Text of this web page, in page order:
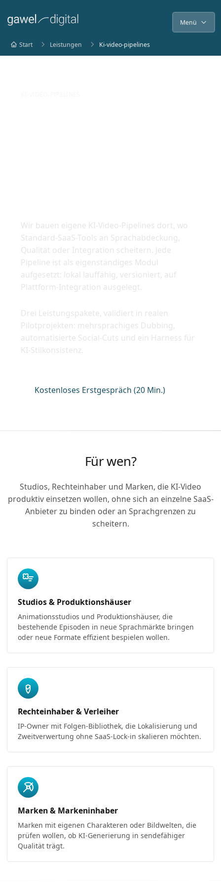
Menü
Start Leistungen Ki-video-pipelines
Wir bauen eigene KI-Video-Pipelines dort, wo
Standard-SaaS-Tools an Sprachabdeckung,
Qualität oder Integration scheitern. Jede
Pipeline ist als eigenständiges Modul
aufgesetzt: lokal lauffähig, versioniert, auf
Plattform-Integration ausgelegt.
Drei Leistungspakete, validiert in realen
Pilotprojekten: mehrsprachiges Dubbing,
automatisierte Social-Cuts und ein Harness für
KI-Stilkonsistenz.
Kostenloses Erstgespräch (20 Min.)
Für wen?
Studios, Rechteinhaber und Marken, die KI-Video
produktiv einsetzen wollen, ohne sich an einzelne SaaS-
Anbieter zu binden oder an Sprachgrenzen zu
scheitern.
Studios & Produktionshäuser
Animationsstudios und Produktionshäuser, die
bestehende Episoden in neue Sprachmärkte bringen
oder neue Formate effizient bespielen wollen.
Rechteinhaber & Verleiher
IP-Owner mit Folgen-Bibliothek, die Lokalisierung und
Zweitverwertung ohne SaaS-Lock-in skalieren möchten.
Marken & Markeninhaber
Marken mit eigenen Charakteren oder Bildwelten, die
prüfen wollen, ob KI-Generierung in sendefähiger
Qualität trägt.